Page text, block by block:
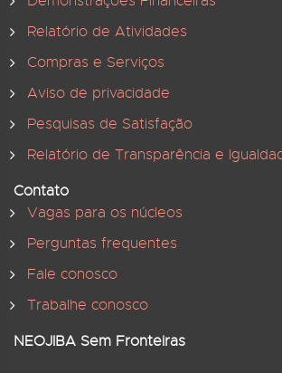
Relatório de Atividades
Compras e Serviços
Aviso de privacidade
Pesquisas de Satisfação
Relatório de Transparência e
Contato
Vagas para os núcleos
Perguntas frequentes
Fale conosco
Trabalhe conosco
NEOJIBA Sem Fronteiras